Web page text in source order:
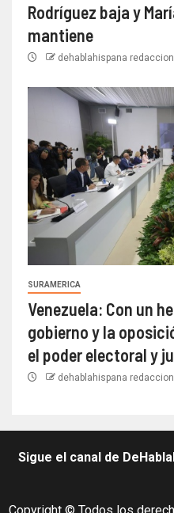
Rodríguez baja y
mantiene
dehablahispana redaccion
SURAMERICA
Venezuela: Con un
gobierno y la
el poder electoral y
dehablahispana redaccion
Sigue el canal de
Copyright © Todos los